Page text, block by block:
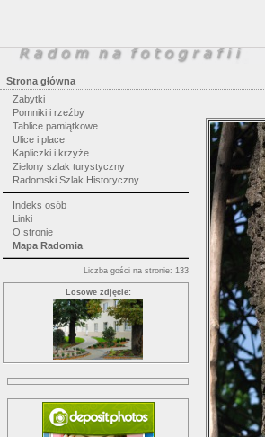
Strona główna
Zabytki
Pomniki i rzeźby
Tablice pamiątkowe
Ulice i place
Kapliczki i krzyże
Zielony szlak turystyczny
Radomski Szlak Historyczny
Indeks osób
Linki
O stronie
Mapa Radomia
Liczba gości na stronie: 133
Losowe zdjęcie: